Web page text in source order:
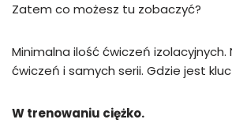
Zatem co możesz tu zobaczyć?
Minimalna ilość ćwiczeń izolacyjnych.
ćwiczeń i samych serii. Gdzie jest
W trenowaniu ciężko.